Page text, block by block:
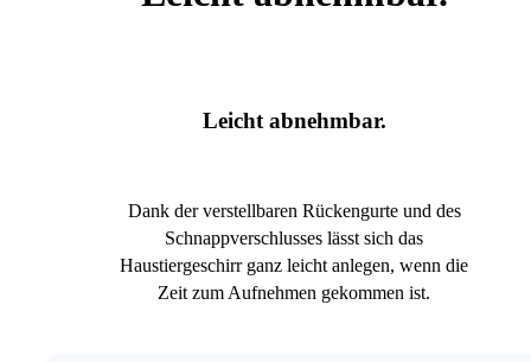
Leicht abnehmbar.
Dank der verstellbaren Rückengurte und des
Schnappverschlusses lässt sich das
Haustiergeschirr ganz leicht anlegen, wenn die
Zeit zum Aufnehmen gekommen ist.